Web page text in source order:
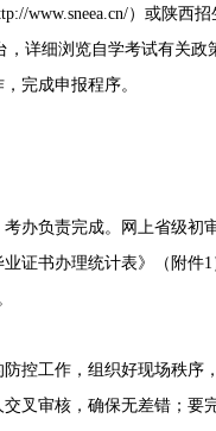
www.sneea.cn/）或陕西招
，详细浏览自学考试有关政
完成申报程序。
办负责完成。网上省级初
证书办理统计表》（附件
控工作，组织好现场秩序
叉审核，确保无差错；要